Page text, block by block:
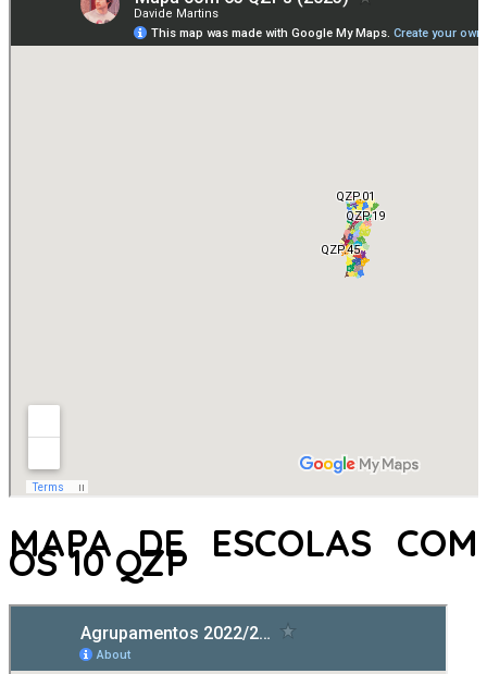
MAPA DE ESCOLAS COM
OS 10 QZP